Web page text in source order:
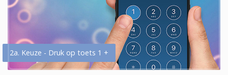
2a. Keuze - Druk op toets 1 +